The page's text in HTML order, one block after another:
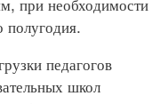
полугодия.
педагогов
школ